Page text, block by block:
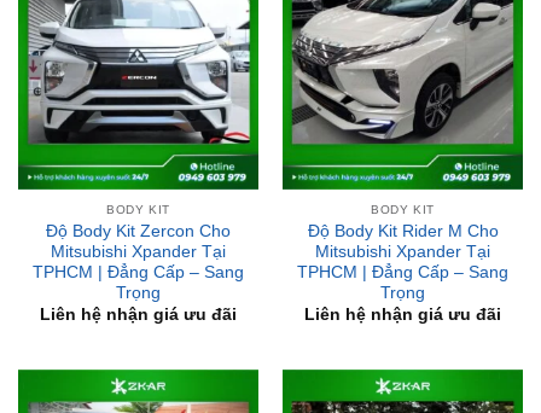
BODY KIT
Độ Body Kit Zercon Cho
Mitsubishi Xpander Tại
TPHCM | Đẳng Cấp – Sang
Trọng
Liên hệ nhận giá ưu đãi
BODY KIT
Độ Body Kit Rider M Cho
Mitsubishi Xpander Tại
TPHCM | Đẳng Cấp – Sang
Trọng
Liên hệ nhận giá ưu đãi